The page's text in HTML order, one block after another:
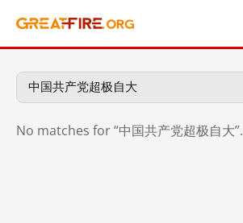
No matches for “中国共产党超极自大”.